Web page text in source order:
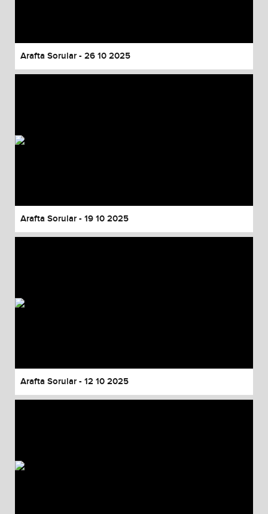
Arafta Sorular - 26 10 2025
Arafta Sorular - 19 10 2025
Arafta Sorular - 12 10 2025